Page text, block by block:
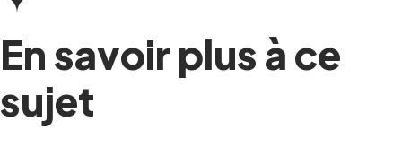
En savoir plus à ce
sujet